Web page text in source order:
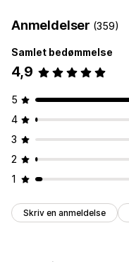
Anmeldelser (359)
Samlet bedømmelse
4,9
5
4
3
2
1
Skriv en anmeldelse